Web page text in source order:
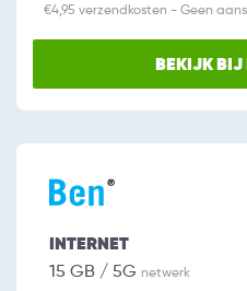
€4,95 verzendkosten - Geen
BEKIJK BIJ
INTERNET
15 GB / 5G netwerk